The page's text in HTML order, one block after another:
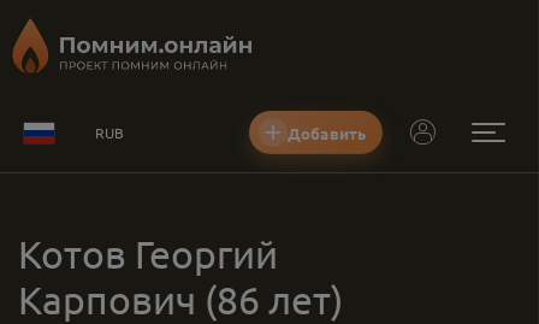
RUB Добавить
Котов Георгий
Карпович (86 лет)